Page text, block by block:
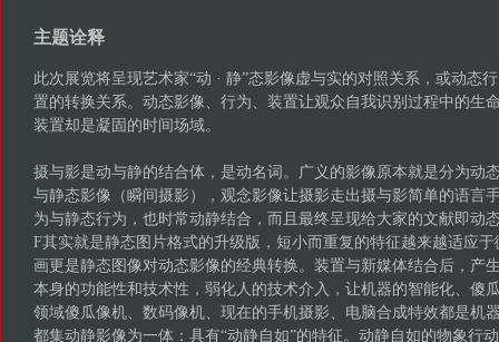
主题诠释
此次展览将呈现艺术家“动 · 静”态影像虚与实的对照关系，或动态
置的转换关系。动态影像、行为、装置让观众自我识别过程中的生
装置却是凝固的时间场域。
摄与影是动与静的结合体，是动名词。广义的影像原本就是分为动
与静态影像（瞬间摄影），观念影像让摄影走出摄与影简单的语言
为与静态行为，也时常动静结合，而且最终呈现给大家的文献即动
F其实就是静态图片格式的升级版，短小而重复的特征越来越适应
画更是静态图像对动态影像的经典转换。装置与新媒体结合后，产
本身的功能性和技术性，弱化人的技术介入，让机器的智能化、傻
领域傻瓜像机、数码像机、现在的手机摄影、电脑合成特效都是机
都集动静影像为一体：具有“动静自如”的特征。动静自如的物象行